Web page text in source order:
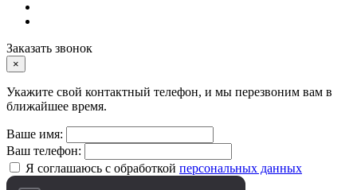
Заказать звонок
×
Укажите свой контактный телефон, и мы перезвоним вам в
ближайшее время.
Ваше имя:
Ваш телефон:
Я соглашаюсь с обработкой персональных данных